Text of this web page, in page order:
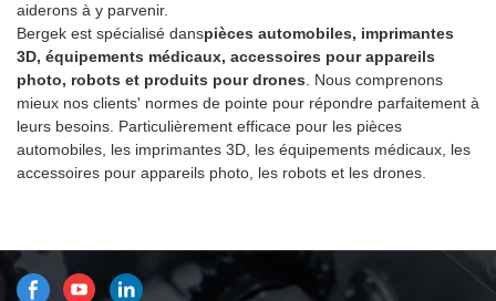
aiderons à y parvenir.
Bergek est spécialisé danspièces automobiles, imprimantes
3D, équipements médicaux, accessoires pour appareils
photo, robots et produits pour drones. Nous comprenons
mieux nos clients' normes de pointe pour répondre parfaitement à
leurs besoins. Particulièrement efficace pour les pièces
automobiles, les imprimantes 3D, les équipements médicaux, les
accessoires pour appareils photo, les robots et les drones.